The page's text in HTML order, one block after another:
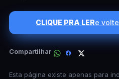
CLIQUE PRA LERe
Compartilhar
Esta página existe apenas para